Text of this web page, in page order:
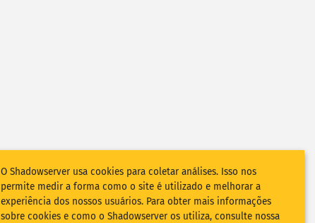
O Shadowserver usa cookies para coletar análises. Isso nos
permite medir a forma como o site é utilizado e melhorar a
experiência dos nossos usuários. Para obter mais informações
sobre cookies e como o Shadowserver os utiliza, consulte nossa